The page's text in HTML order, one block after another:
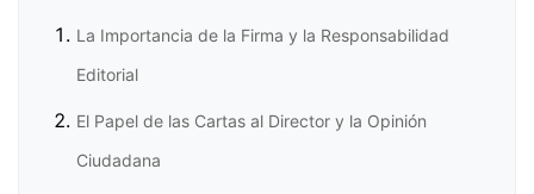
La Importancia de la Firma y la Responsabilidad
Editorial
El Papel de las Cartas al Director y la Opinión
Ciudadana